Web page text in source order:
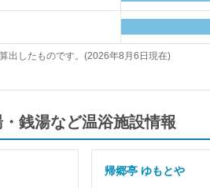
出したものです。(2026年8月6日現在)
銭湯など温浴施設情報
帰郷亭 ゆもとや